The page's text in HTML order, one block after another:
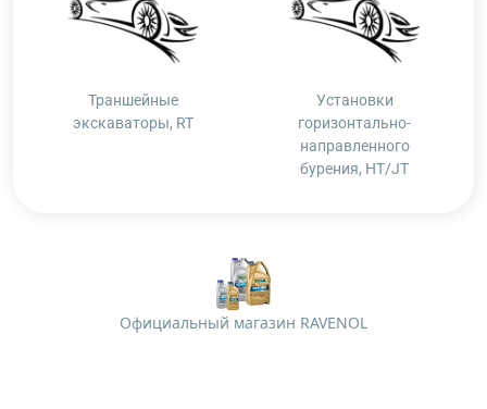
Траншейные
экскаваторы, RT
Установки
горизонтально-
направленного
бурения, HT/JT
Официальный магазин RAVENOL